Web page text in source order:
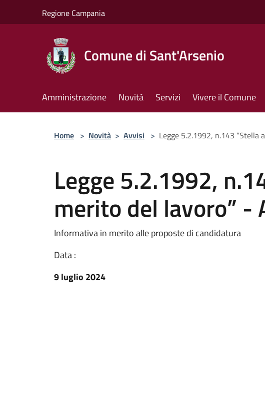
Regione Campania
Comune di Sant'Arsenio
Amministrazione Novità Servizi Vivere il Comune
Home > Novità > Avvisi > Legge 5.2.1992, n.143
Legge 5.2.1992,
merito del lavoro” -
Informativa in merito alle proposte di candidatura
Data :
9 luglio 2024